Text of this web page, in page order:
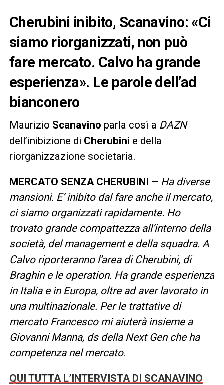
Cherubini inibito, Scanavino: «Ci
siamo riorganizzati, non può
fare mercato. Calvo ha grande
esperienza». Le parole dell’ad
bianconero
Maurizio Scanavino parla così a DAZN
dell’inibizione di Cherubini e della
riorganizzazione societaria.
MERCATO SENZA CHERUBINI – Ha diverse
mansioni. E’ inibito dal fare anche il mercato,
ci siamo organizzati rapidamente. Ho
trovato grande compattezza all’interno della
società, del management e della squadra. A
Calvo riporteranno l’area di Cherubini, di
Braghin e le operation. Ha grande esperienza
in Italia e in Europa, oltre ad aver lavorato in
una multinazionale. Per le trattative di
mercato Francesco mi aiuterà insieme a
Giovanni Manna, ds della Next Gen che ha
competenza nel mercato.
QUI TUTTA L’INTERVISTA DI SCANAVINO